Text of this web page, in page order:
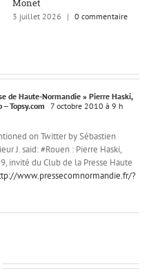
Monet
3 juillet 2026 | 0 commentaire
de Haute-Normandie » Pierre Haski,
Topsy.com
7 octobre 2010 à 9 h
on Twitter by Sébastien
J. said: #Rouen : Pierre Haski,
invité du Club de la Presse Haute
www.pressecomnormandie.fr/?